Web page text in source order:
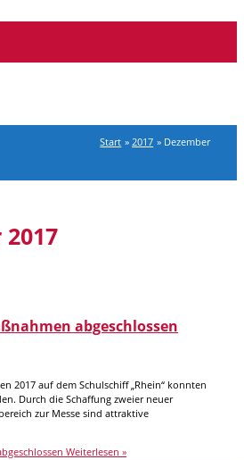
Start 2017 Dezember
abgeschlossen
2017 auf dem Schulschiff „Rhein“ konnten
Durch die Schaffung zweier neuer
zur Messe sind attraktive
Weiterlesen »